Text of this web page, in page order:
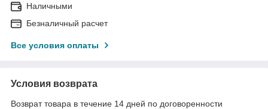
Наличными
Безналичный расчет
Все условия оплаты
Условия возврата
Возврат товара в течение 14 дней по договоренности